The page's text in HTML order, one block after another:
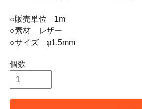
○販売単位 1m
○素材 レザー
○サイズ φ1.5mm
個数